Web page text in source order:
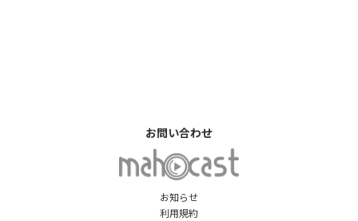
お知らせ
利用規約
お問い合わせ